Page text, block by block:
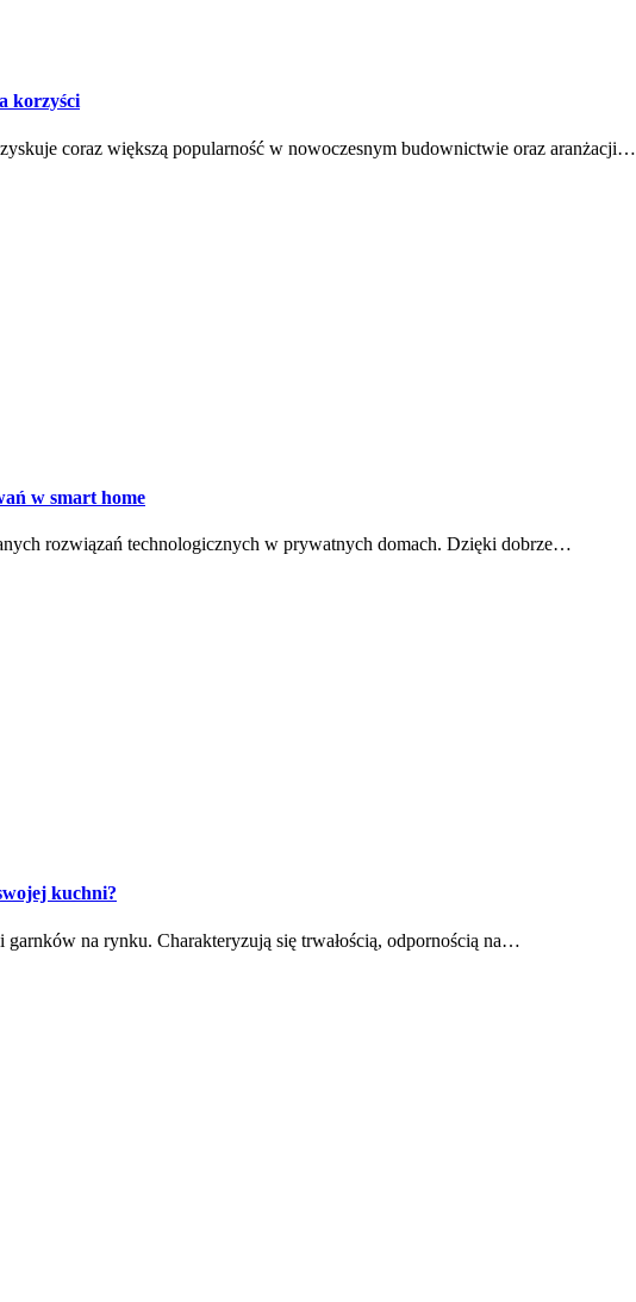
korzyści
coraz większą popularność w nowoczesnym budownictwie oraz aranżacji…
w smart home
rozwiązań technologicznych w prywatnych domach. Dzięki dobrze…
kuchni?
na rynku. Charakteryzują się trwałością, odpornością na…